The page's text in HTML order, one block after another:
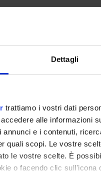
Dettagli
trattiamo i vostri dati
alle informazioni
annunci e i contenuti,
quali scopi. Le vostre
le vostre scelte. È
o facendo clic sull'icona